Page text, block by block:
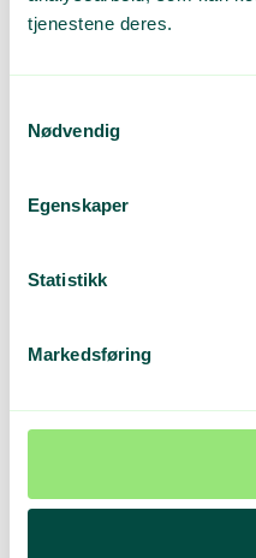
tjenestene deres.
Nødvendig
Egenskaper
Statistikk
Markedsføring